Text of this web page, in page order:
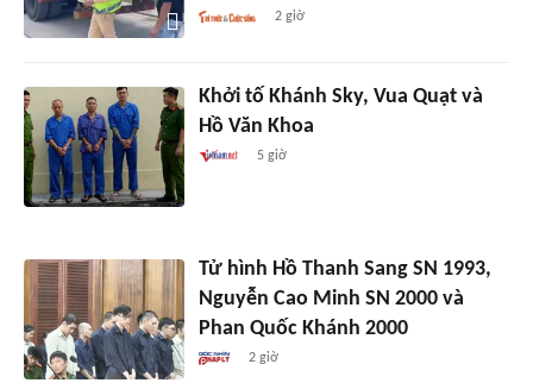
2 giờ
Khởi tố Khánh Sky, Vua Quạt và
Hồ Văn Khoa
5 giờ
Tử hình Hồ Thanh Sang SN 1993,
Nguyễn Cao Minh SN 2000 và
Phan Quốc Khánh 2000
2 giờ